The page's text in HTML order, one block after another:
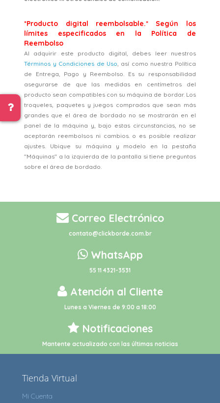
*Producto digital reembolsable.* Según los
límites especificados en la Política de
Reembolso
Al adquirir este producto digital, debes leer nuestros
Términos y Condiciones de Uso, así como nuestra Política
de Entrega, Pago y Reembolso. Es su responsabilidad
asegurarse de que las medidas en centímetros del
producto sean compatibles con su máquina de bordar. Los
troqueles, paquetes y juegos comprados que sean más
grandes que el área de bordado no se mostrarán en el
panel de la máquina y, bajo estas circunstancias, no se
aceptarán reembolsos ni cambios. o es posible realizar
ajustes. Ubique su máquina y modelo en la pestaña
"Máquinas" a la izquierda de la pantalla si tiene preguntas
sobre el área de bordado.
Correo Electrónico
contato@clickborde.com.br
WhatsApp
55 11 4321-3531
Atención al Cliente
Lunes a Viernes de 9:00 a 18:00
Notificaciones
Mantente actualizado con las últimas noticias
Tienda Virtual
Mi Cuenta